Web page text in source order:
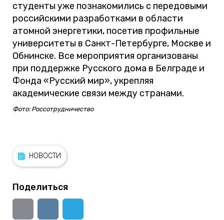
студенты уже познакомились с передовыми
российскими разработками в области
атомной энергетики, посетив профильные
университеты в Санкт-Петербурге, Москве и
Обнинске. Все мероприятия организованы
при поддержке Русского дома в Белграде и
Фонда «Русский мир», укрепляя
академические связи между странами.
Фото: Россотрудничество
НОВОСТИ
Поделиться